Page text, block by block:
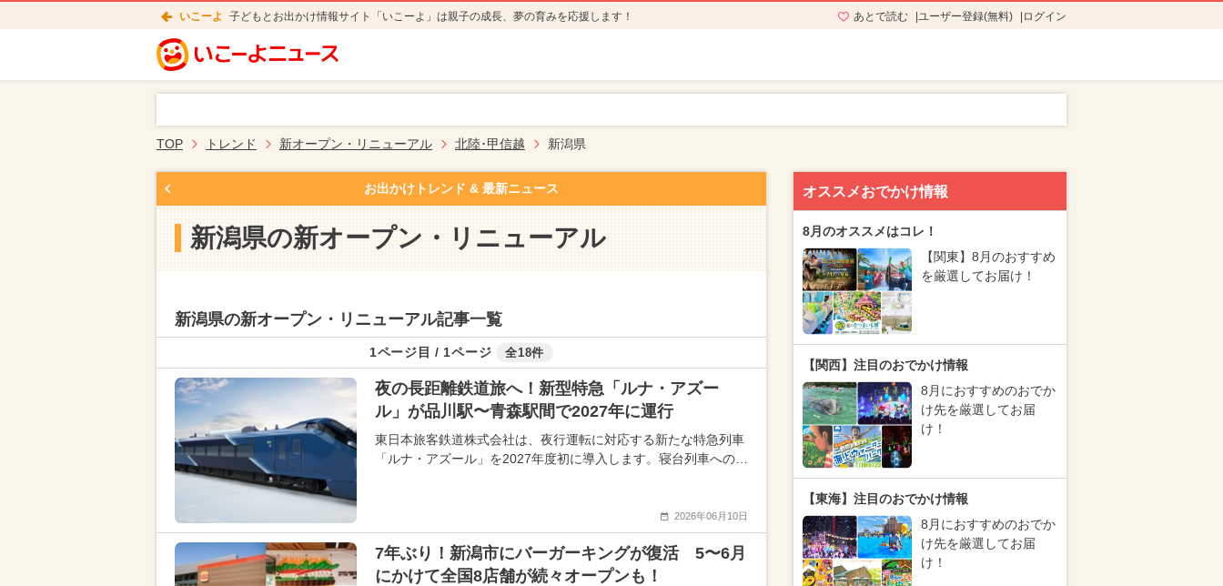
いこーよ 子どもとお出かけ情報サイト「いこーよ」は親子の成長、夢の育みを応援します！ あとで読む ユーザー登録(無料) ログイン
TOP トレンド 新オープン・リニューアル 北陸･甲信越 新潟県
お出かけトレンド & 最新ニュース
新潟県の新オープン・リニューアル
新潟県の新オープン・リニューアル記事一覧
1ページ目 / 1ページ 全18件
夜の長距離鉄道旅へ！新型特急「ルナ・アズー
ル」が品川駅〜青森駅間で2027年に運行
東日本旅客鉄道株式会社は、夜行運転に対応する新たな特急列車
「ルナ・アズール」を2027年度初に導入します。寝台列車への…
2026年06月10日
7年ぶり！新潟市にバーガーキングが復活 5〜6月
にかけて全国8店舗が続々オープンも！
オススメおでかけ情報
8月のオススメはコレ！
【関東】8月のおすすめ
を厳選してお届け！
【関西】注目のおでかけ情報
8月におすすめのおでか
け先を厳選してお届
け！
【東海】注目のおでかけ情報
8月におすすめのおでか
け先を厳選してお届
け！